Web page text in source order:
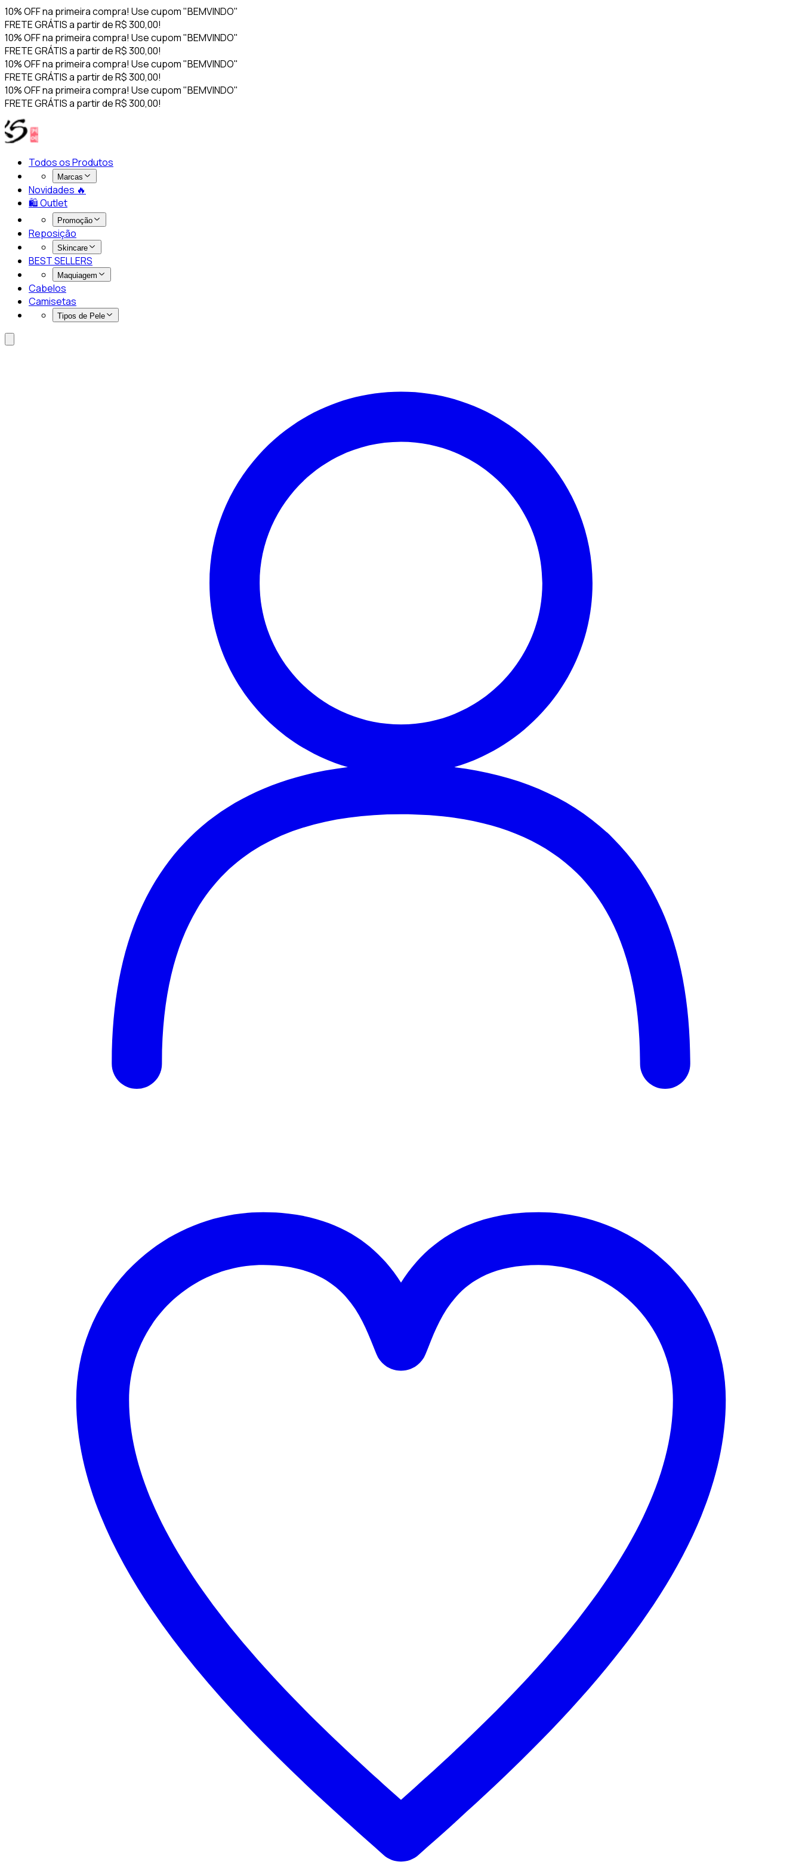
10% OFF na primeira compra! Use cupom "BEMVINDO"
FRETE GRÁTIS a partir de R$ 300,00!
10% OFF na primeira compra! Use cupom "BEMVINDO"
FRETE GRÁTIS a partir de R$ 300,00!
10% OFF na primeira compra! Use cupom "BEMVINDO"
FRETE GRÁTIS a partir de R$ 300,00!
10% OFF na primeira compra! Use cupom "BEMVINDO"
FRETE GRÁTIS a partir de R$ 300,00!
Todos os Produtos
Marcas
Novidades 🔥​
🛍️ Outlet
Promoção
Reposição
Skincare
BEST SELLERS
Maquiagem
Cabelos
Camisetas
Tipos de Pele